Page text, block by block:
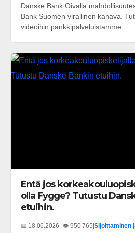
Danske Bank Oivalla
Bank Suomen virallinen kanava.
videoihin pankkipalveluistamme ...
Entä jos
olla Fygge? Tutustu
etuihin.
📅 18.06.2026| 👁️ 950 765|Sijoittaminen